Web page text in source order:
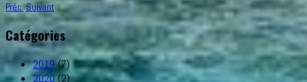
Préc. Suivant
Catégories
2019(7)
2020(2)